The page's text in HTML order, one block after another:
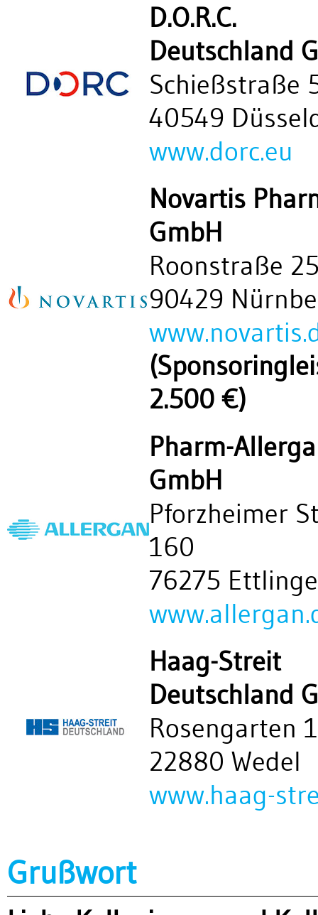
D.O.R.C.
Deutschland
Schießstraße
40549
www.dorc.eu
Novartis
GmbH
Roonstraße
90429
2.500 €)
Pharm-
GmbH
Pforzheimer
160
76275
Haag-Streit
Deutschland
Rosengarten
22880 Wedel
www.haag-
Grußwort